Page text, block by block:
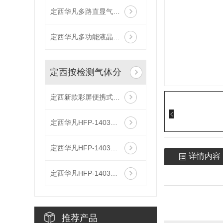
定西华凡多路直显气体报警控制器主机
定西华凡多功能液晶气体报警控制器主机
定西按检测气体分
定西新款彩屏便携式单一气体检测仪
定西华凡HFP-1403便携式磷化氢检测仪报警器
定西华凡HFP-1403便携式二氧化碳检测仪报警器
定西华凡HFP-1403便携式款氯气检测仪报警器
推荐产品
详情内容